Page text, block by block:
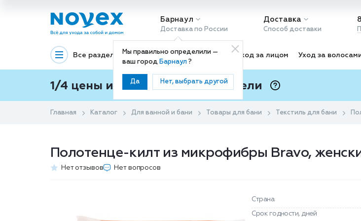
Барнаул
Доставка по России
Мы правильно определили —
ваш город Барнаул?
Да Нет, выбрать другой
Доставка
Способ доставки
Все разделы Декоративная косметика Уход за лицом Уход за
1/4 цены и покупки ваши с Подели
Главная Каталог Для ванной и бани Товары для бани Текстиль для бани
Полотенце-килт из микрофибры Bravo,
Нет отзывов Нет вопросов
Страна
Срок годности, дней